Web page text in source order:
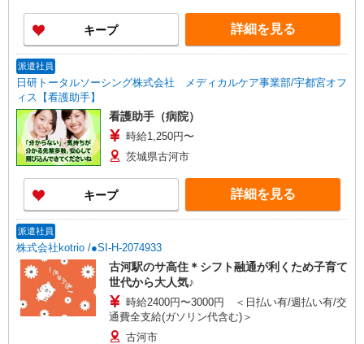
キープ 詳細を見る
派遣社員
日研トータルソーシング株式会社 メディカルケア事業部/宇都宮オフ
ィス【看護助手】
看護助手（病院）
時給1,250円〜
茨城県古河市
キープ 詳細を見る
派遣社員
株式会社kotrio /●SI-H-2074933
古河駅のサ高住＊シフト融通が利くため子育て
世代から大人気♪
時給2400円〜3000円 ＜日払い有/週払い有/交
通費全支給(ガソリン代含む)＞
古河市